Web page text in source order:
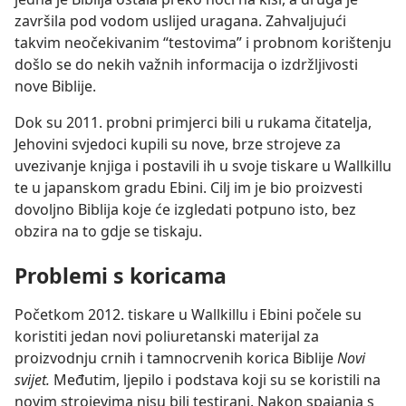
završila pod vodom uslijed uragana. Zahvaljujući
takvim neočekivanim “testovima” i probnom korištenju
došlo se do nekih važnih informacija o izdržljivosti
nove Biblije.
Dok su 2011. probni primjerci bili u rukama čitatelja,
Jehovini svjedoci kupili su nove, brze strojeve za
uvezivanje knjiga i postavili ih u svoje tiskare u Wallkillu
te u japanskom gradu Ebini. Cilj im je bio proizvesti
dovoljno Biblija koje će izgledati potpuno isto, bez
obzira na to gdje se tiskaju.
Problemi s koricama
Početkom 2012. tiskare u Wallkillu i Ebini počele su
koristiti jedan novi poliuretanski materijal za
proizvodnju crnih i tamnocrvenih korica BiblijeNovi
svijet. Međutim, ljepilo i podstava koji su se koristili na
novim strojevima nisu bili testirani. Nakon spajanja s